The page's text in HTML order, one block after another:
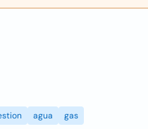
agua gas